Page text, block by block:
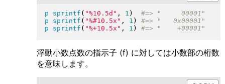
p sprintf ( "%10.5d " , 1 )
p
sprintf ( "%#10.5x " , 1 )
p
sprintf ( "%+10.5x " , 1 )
浮動小数点数の指示子 (f) に対しては小数部の桁数
を意味します。